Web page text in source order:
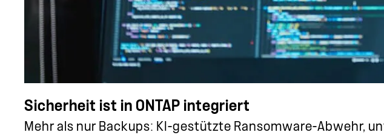
Sicherheit ist in ONTAP integriert
Mehr als nur Backups: KI-gestützte Ransomware-Abwehr,